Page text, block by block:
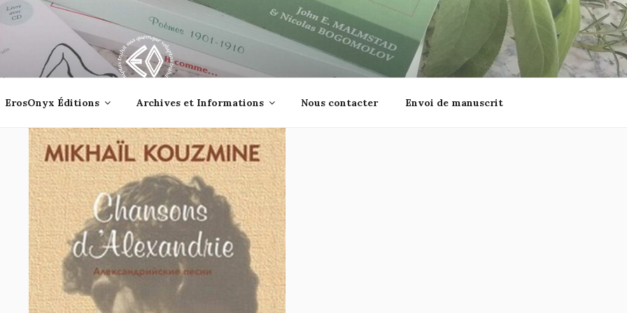
jetée à la mer ?
ErosOnyx Éditions Archives et Informations Nous contacter Envoi de manuscrit